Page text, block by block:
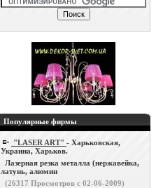
Популярные фирмы
"LASER ART" - Харьковская,
Украина, Харьков.
Лазерная резка металла (нержавейка,
латунь, алюмин
(26317 Просмотров с 02-06-2009)